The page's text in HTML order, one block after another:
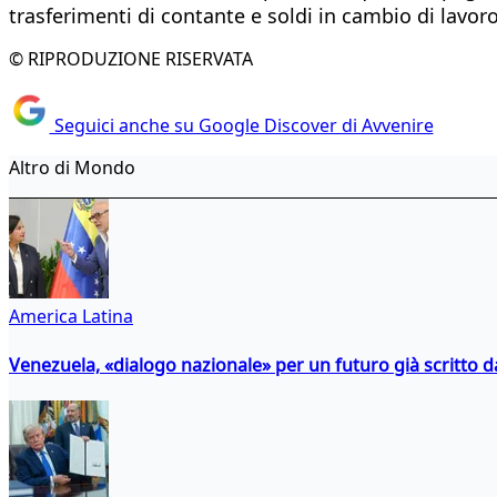
trasferimenti di contante e soldi in cambio di
© RIPRODUZIONE RISERVATA
Seguici anche su Google Discover di Avvenire
Altro di Mondo
America Latina
Venezuela, «dialogo nazionale» per un futuro già scritto